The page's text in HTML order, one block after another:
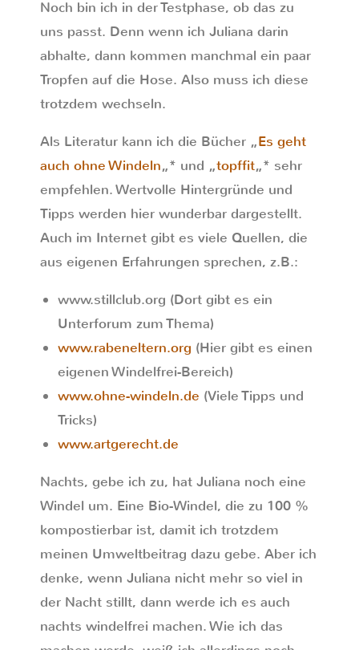
Noch bin ich in der Testphase, ob das zu
uns passt. Denn wenn ich Juliana darin
abhalte, dann kommen manchmal ein paar
Tropfen auf die Hose. Also muss ich diese
trotzdem wechseln.
Als Literatur kann ich die Bücher „Es geht
auch ohne Windeln„* und „topffit„* sehr
empfehlen. Wertvolle Hintergründe und
Tipps werden hier wunderbar dargestellt.
Auch im Internet gibt es viele Quellen, die
aus eigenen Erfahrungen sprechen, z.B.:
www.stillclub.org (Dort gibt es ein
Unterforum zum Thema)
www.rabeneltern.org (Hier gibt es einen
eigenen Windelfrei-Bereich)
www.ohne-windeln.de (Viele Tipps und
Tricks)
www.artgerecht.de
Nachts, gebe ich zu, hat Juliana noch eine
Windel um. Eine Bio-Windel, die zu 100 %
kompostierbar ist, damit ich trotzdem
meinen Umweltbeitrag dazu gebe. Aber ich
denke, wenn Juliana nicht mehr so viel in
der Nacht stillt, dann werde ich es auch
nachts windelfrei machen. Wie ich das